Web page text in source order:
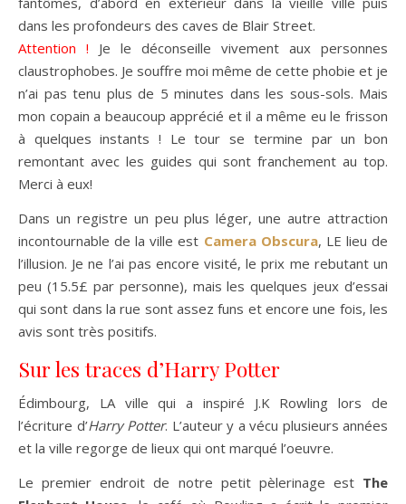
dans les profondeurs des caves de Blair Street.
Attention ! Je le déconseille vivement aux personnes
claustrophobes. Je souffre moi même de cette phobie et je
n’ai pas tenu plus de 5 minutes dans les sous-sols. Mais
mon copain a beaucoup apprécié et il a même eu le frisson
à quelques instants ! Le tour se termine par un bon
remontant avec les guides qui sont franchement au top.
Merci à eux!
Dans un registre un peu plus léger, une autre attraction
incontournable de la ville est Camera Obscura, LE lieu de
l’illusion. Je ne l’ai pas encore visité, le prix me rebutant un
peu (15.5£ par personne), mais les quelques jeux d’essai
qui sont dans la rue sont assez funs et encore une fois, les
avis sont très positifs.
Sur les traces d’Harry Potter
Édimbourg, LA ville qui a inspiré J.K Rowling lors de
l’écriture d’Harry Potter. L’auteur y a vécu plusieurs années
et la ville regorge de lieux qui ont marqué l’oeuvre.
Le premier endroit de notre petit pèlerinage est The